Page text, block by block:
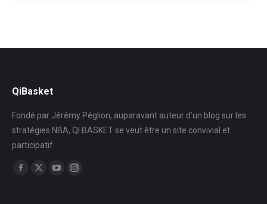
QiBasket
Fondé par Jérémy Péglion, auparavant auteur d’un blog sur les
stratégies NBA, QI BASKET se veut être un site convivial et
participatif
Trouvez nous sur :
Facebook
X
YouTubeInstagram